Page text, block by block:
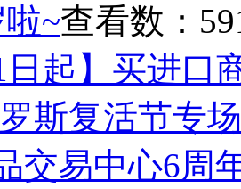
~查看数：
日起】买进口
罗斯复活节专
交易中心6周